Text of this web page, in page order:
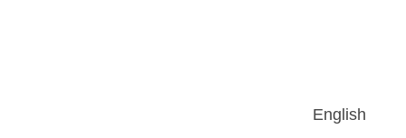
English